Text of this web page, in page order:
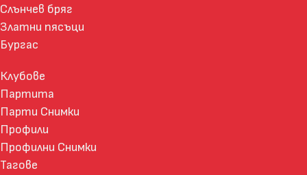
Слънчев бряг
Златни пясъци
Бургас
Клубове
Партита
Парти Снимки
Профили
Профилни Снимки
Тагове